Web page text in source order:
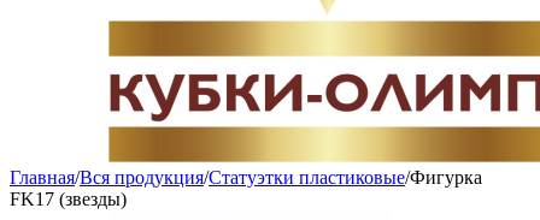
Главная/Вся продукция/Статуэтки пластиковые/Фигурка
FK17 (звезды)